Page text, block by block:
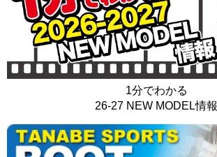
1分でわかる
26-27 NEW MODEL情報